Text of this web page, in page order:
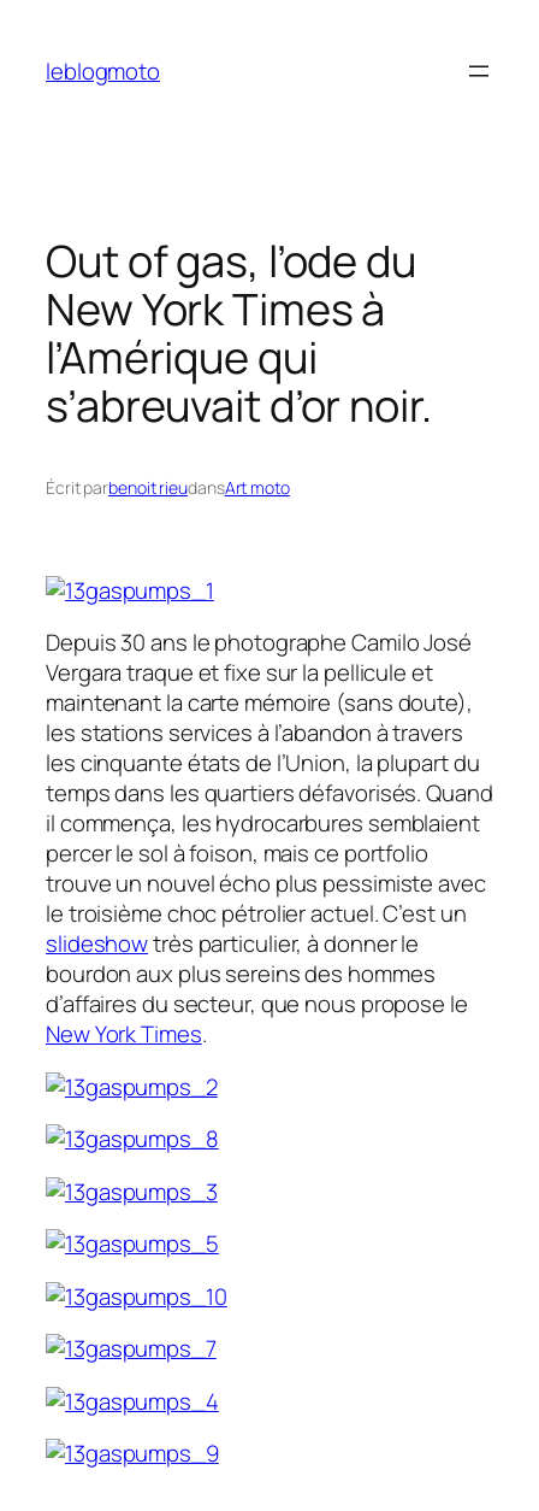
contenu
leblogmoto
Out of gas, l’ode du
New York Times à
l’Amérique qui
s’abreuvait d’or noir.
Écrit parbenoit rieudansArt moto
Depuis 30 ans le photographe Camilo José
Vergara traque et fixe sur la pellicule et
maintenant la carte mémoire (sans doute),
les stations services à l’abandon à travers
les cinquante états de l’Union, la plupart du
temps dans les quartiers défavorisés. Quand
il commença, les hydrocarbures semblaient
percer le sol à foison, mais ce portfolio
trouve un nouvel écho plus pessimiste avec
le troisième choc pétrolier actuel. C’est un
slideshowtrès particulier, à donner le
bourdon aux plus sereins des hommes
d’affaires du secteur, que nous propose le
New York Times.